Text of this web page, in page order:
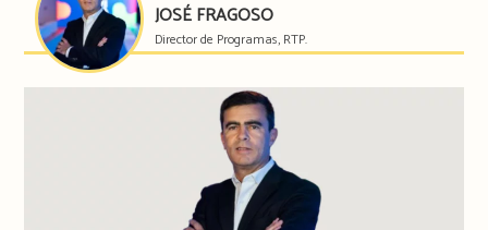
JOSÉ FRAGOSO
Director de Programas, RTP.